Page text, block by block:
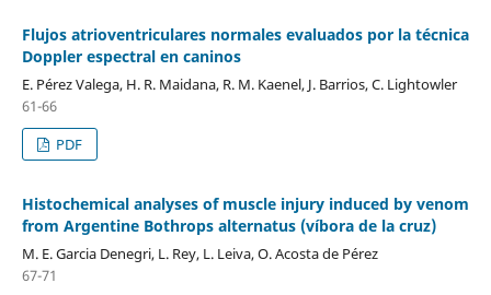
Flujos atrioventriculares normales evaluados por la técnica
Doppler espectral en caninos
E. Pérez Valega, H. R. Maidana, R. M. Kaenel, J. Barrios, C. Lightowler
61-66
PDF
Histochemical analyses of muscle injury induced by venom
from Argentine Bothrops alternatus (víbora de la cruz)
M. E. Garcia Denegri, L. Rey, L. Leiva, O. Acosta de Pérez
67-71